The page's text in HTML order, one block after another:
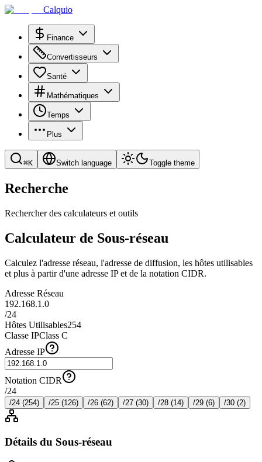
Calquio
Finance
Convertisseurs
Santé
Mathématiques
Temps
Plus
⌘K Switch language Toggle theme
Recherche
Rechercher des calculateurs et outils
Calculateur de Sous-réseau
Calculez l'adresse réseau, l'adresse de diffusion, les hôtes utilisables
et plus à partir d'une adresse IP et de la notation CIDR.
Adresse Réseau
192.168.1.0
/24
Hôtes Utilisables254
Classe IPClass C
Adresse IP
Notation CIDR
/24
/24 (254) /25 (126) /26 (62) /27 (30) /28 (14) /29 (6) /30 (2)
Détails du Sous-réseau